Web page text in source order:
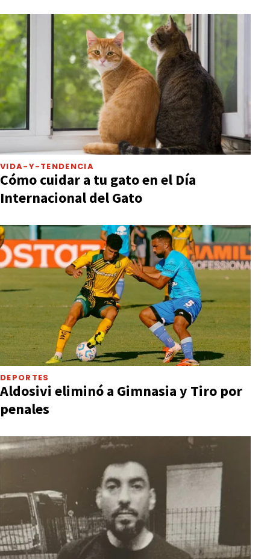
VIDA-Y-TENDENCIA
Cómo cuidar a tu gato en el Día
Internacional del Gato
DEPORTES
Aldosivi eliminó a Gimnasia y Tiro por
penales